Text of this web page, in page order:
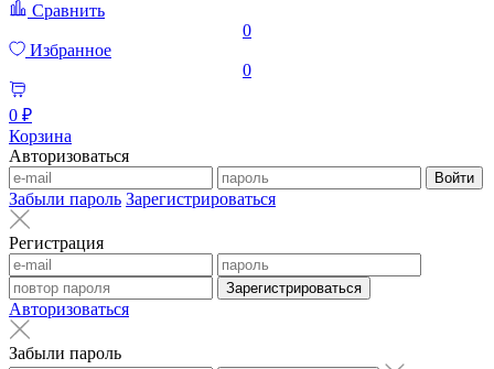
Сравнить
0
Избранное
0
0 ₽
Корзина
Авторизоваться
Войти
Забыли пароль Зарегистрироваться
Регистрация
Зарегистрироваться
Авторизоваться
Забыли пароль